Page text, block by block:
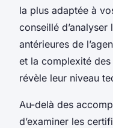
la plus adaptée à
conseillé
antérieures de
et la complexité
révèle leur niveau
Au-delà des
d’examiner les